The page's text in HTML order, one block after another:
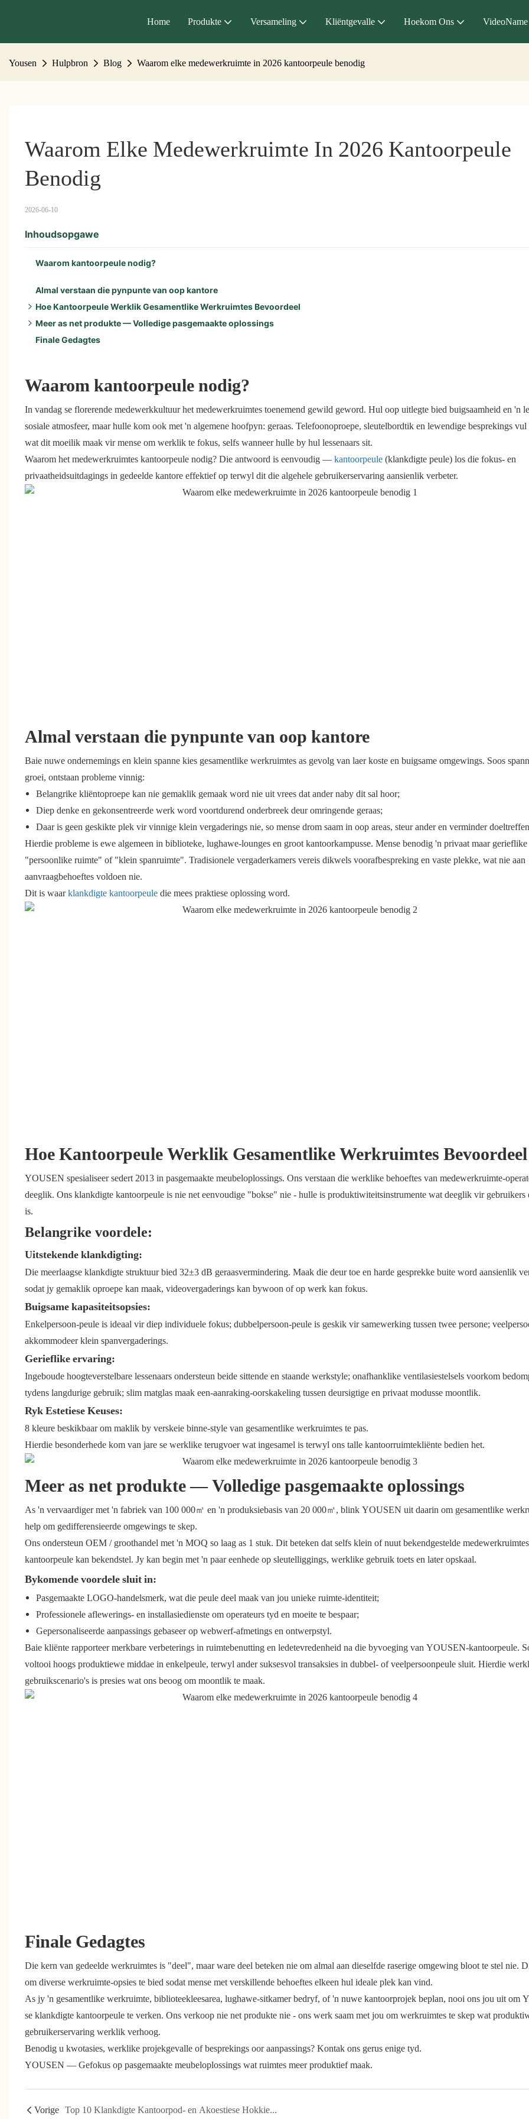
Home Produkte Versameling Kliëntgevalle Hoekom Ons VideoName
Yousen Hulpbron Blog Waarom elke medewerkruimte in 2026 kantoorpeule benodig
Waarom Elke Medewerkruimte In 2026 Kantoorpeule
Benodig
2026-06-10
Inhoudsopgawe
Waarom kantoorpeule nodig?
Almal verstaan ​​die pynpunte van oop kantore
Hoe Kantoorpeule Werklik Gesamentlike Werkruimtes Bevoordeel
Belangrike voordele:
Uitstekende klankdigting:
Ryk Estetiese Keuses:
Meer as net produkte — Volledige pasgemaakte oplossings
Bykomende voordele sluit in:
Finale Gedagtes
Waarom kantoorpeule nodig?
In vandag se florerende medewerkkultuur het medewerkruimtes toenemend gewild geword. Hul oop uitlegte bied buigsaamheid en 'n
sosiale atmosfeer, maar hulle kom ook met 'n algemene hoofpyn: geraas. Telefoonoproepe, sleutelbordtik en lewendige besprekings
wat dit moeilik maak vir mense om werklik te fokus, selfs wanneer hulle by hul lessenaars sit.
Waarom het medewerkruimtes kantoorpeule nodig? Die antwoord is eenvoudig — kantoorpeule(klankdigte peule) los die fokus- en
privaatheidsuitdagings in gedeelde kantore effektief op terwyl dit die algehele gebruikerservaring aansienlik verbeter.
Almal verstaan ​​die pynpunte van oop kantore
Baie nuwe ondernemings en klein spanne kies gesamentlike werkruimtes as gevolg van laer koste en buigsame omgewings. Soos
groei, ontstaan ​​probleme vinnig:
Belangrike kliëntoproepe kan nie gemaklik gemaak word nie uit vrees dat ander naby dit sal hoor;
Diep denke en gekonsentreerde werk word voortdurend onderbreek deur omringende geraas;
Daar is geen geskikte plek vir vinnige klein vergaderings nie, so mense drom saam in oop areas, steur ander en verminder
Hierdie probleme is ewe algemeen in biblioteke, lughawe-lounges en groot kantoorkampusse. Mense benodig 'n privaat maar gerieflike
"persoonlike ruimte" of "klein spanruimte". Tradisionele vergaderkamers vereis dikwels voorafbespreking en vaste plekke, wat nie aan
aanvraagbehoeftes voldoen nie.
Dit is waarklankdigte kantoorpeuledie mees praktiese oplossing word.
Hoe Kantoorpeule Werklik Gesamentlike Werkruimtes Bevoordeel
YOUSEN spesialiseer sedert 2013 in pasgemaakte meubeloplossings. Ons verstaan ​​die werklike behoeftes van medewerkruimte-
deeglik. Ons klankdigte kantoorpeule is nie net eenvoudige "bokse" nie - hulle is produktiwiteitsinstrumente wat deeglik vir gebruikers
is.
Belangrike voordele:
Uitstekende klankdigting:
Die meerlaagse klankdigte struktuur bied 32±3 dB geraasvermindering. Maak die deur toe en harde gesprekke buite word aansienlik
sodat jy gemaklik oproepe kan maak, videovergaderings kan bywoon of op werk kan fokus.
Buigsame kapasiteitsopsies:
Enkelpersoon-peule is ideaal vir diep individuele fokus; dubbelpersoon-peule is geskik vir samewerking tussen twee persone;
akkommodeer klein spanvergaderings.
Gerieflike ervaring:
Ingeboude hoogteverstelbare lessenaars ondersteun beide sittende en staande werkstyle; onafhanklike ventilasiestelsels voorkom
tydens langdurige gebruik; slim matglas maak een-aanraking-oorskakeling tussen deursigtige en privaat modusse moontlik.
Ryk Estetiese Keuses:
8 kleure beskikbaar om maklik by verskeie binne-style van gesamentlike werkruimtes te pas.
Hierdie besonderhede kom van jare se werklike terugvoer wat ingesamel is terwyl ons talle kantoorruimtekliënte bedien het.
Meer as net produkte — Volledige pasgemaakte oplossings
As 'n vervaardiger met 'n fabriek van 100 000㎡ en 'n produksiebasis van 20 000㎡, blink YOUSEN uit daarin om gesamentlike
help om gedifferensieerde omgewings te skep.
Ons ondersteun OEM / groothandel met 'n MOQ so laag as 1 stuk. Dit beteken dat selfs klein of nuut bekendgestelde
kantoorpeule kan bekendstel. Jy kan begin met 'n paar eenhede op sleutelliggings, werklike gebruik toets en later opskaal.
Bykomende voordele sluit in:
Pasgemaakte LOGO-handelsmerk, wat die peule deel maak van jou unieke ruimte-identiteit;
Professionele aflewerings- en installasiedienste om operateurs tyd en moeite te bespaar;
Gepersonaliseerde aanpassings gebaseer op webwerf-afmetings en ontwerpstyl.
Baie kliënte rapporteer merkbare verbeterings in ruimtebenutting en ledetevredenheid na die byvoeging van YOUSEN-kantoorpeule.
voltooi hoogs produktiewe middae in enkelpeule, terwyl ander suksesvol transaksies in dubbel- of veelpersoonpeule sluit. Hierdie
gebruikscenario's is presies wat ons beoog om moontlik te maak.
Finale Gedagtes
Die kern van gedeelde werkruimtes is "deel", maar ware deel beteken nie om almal aan dieselfde raserige omgewing bloot te stel nie.
om diverse werkruimte-opsies te bied sodat mense met verskillende behoeftes elkeen hul ideale plek kan vind.
As jy 'n gesamentlike werkruimte, biblioteekleesarea, lughawe-sitkamer bedryf, of 'n nuwe kantoorprojek beplan, nooi ons jou uit om
se klankdigte kantoorpeule te verken. Ons verkoop nie net produkte nie - ons werk saam met jou om werkruimtes te skep wat
gebruikerservaring werklik verhoog.
Benodig u kwotasies, werklike projekgevalle of besprekings oor aanpassings? Kontak ons ​​gerus enige tyd.
YOUSEN — Gefokus op pasgemaakte meubeloplossings wat ruimtes meer produktief maak.
Vorige Top 10 Klankdigte Kantoorpod- en Akoestiese Hokkievervaardigers in 2026